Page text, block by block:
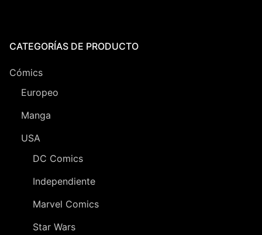
CATEGORÍAS DE PRODUCTO
Cómics
Europeo
Manga
USA
DC Comics
Independiente
Marvel Comics
Star Wars